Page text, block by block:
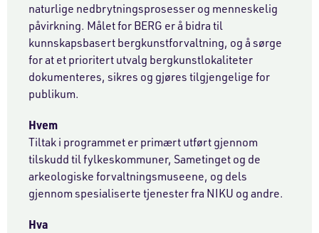
naturlige nedbrytningsprosesser og menneskelig
påvirkning. Målet for BERG er å bidra til
kunnskapsbasert bergkunstforvaltning, og å sørge
for at et prioritert utvalg bergkunstlokaliteter
dokumenteres, sikres og gjøres tilgjengelige for
publikum.
Hvem
Tiltak i programmet er primært utført gjennom
tilskudd til fylkeskommuner, Sametinget og de
arkeologiske forvaltningsmuseene, og dels
gjennom spesialiserte tjenester fra NIKU og andre.
Hva